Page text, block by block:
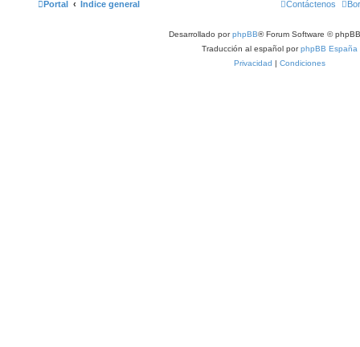
Portal Índice general Contáctenos
Desarrollado porphpBB® Forum Software ©
Traducción al español porphpBB España
Privacidad | Condiciones